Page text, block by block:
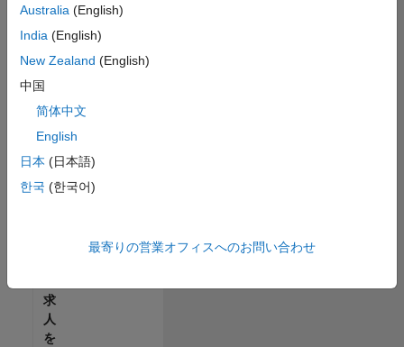
い
ま
せ
ご
希
望
地
域
求
人
を
Australia (English)
India (English)
New Zealand (English)
中国
简体中文
English
日本 (日本語)
한국 (한국어)
最寄りの営業オフィスへのお問い合わせ